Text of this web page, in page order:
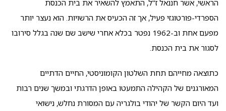
הראשי, אשר חננאל ז"ל, התאמץ להשאיר את בית הכנסת
הספרדי-פורטוגזי פעיל, אך זה הכעיס את הרשויות. הוא נעצר יותר
מפעם אחת וב-1962 נפטר בכלא אחרי שישב שם שנה בגלל סירובו
לסגור את בית הכנסת.
כתוצאה מחייהם תחת השלטון הקומוניסטי, החיים הדתיים
המאורגנים של הקהילה התמעטו באופן הדרגתי ובמשך שנים רבות
ועד היום הקשר של יהודי בולגריה עם המסורת נחלש, נישואי